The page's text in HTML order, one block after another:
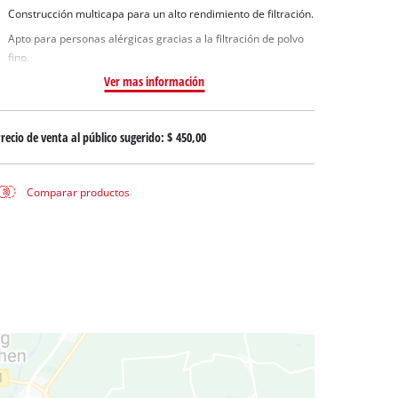
sucias
limpia
Construcción multicapa para un alto rendimiento de filtración.
Apto para personas alérgicas gracias a la filtración de polvo
fino.
Ver mas información
de venta al público sugerido: $ 450,00
Comparar productos